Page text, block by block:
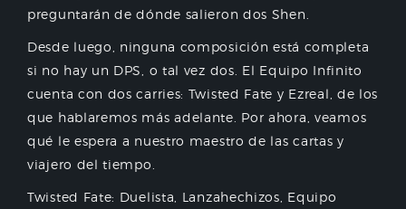
preguntarán de dónde salieron dos Shen.
Desde luego, ninguna composición está completa
si no hay un DPS, o tal vez dos. El Equipo Infinito
cuenta con dos carries: Twisted Fate y Ezreal, de los
que hablaremos más adelante. Por ahora, veamos
qué le espera a nuestro maestro de las cartas y
viajero del tiempo.
Twisted Fate: Duelista, Lanzahechizos, Equipo